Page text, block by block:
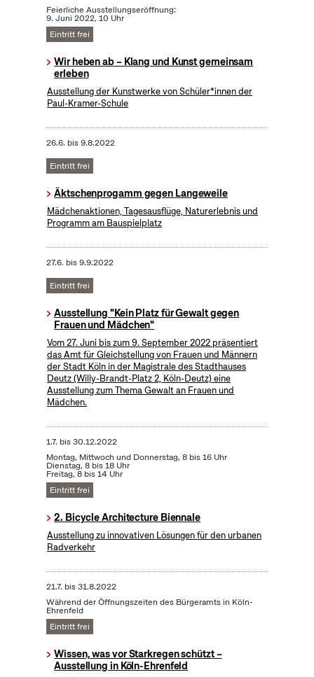
Feierliche Ausstellungseröffnung:
9. Juni 2022, 10 Uhr
Eintritt frei
Wir heben ab – Klang und Kunst gemeinsam
erleben
Ausstellung der Kunstwerke von Schüler*innen der
Paul-Kramer-Schule
26.6. bis9.8.2022
Eintritt frei
Äktschenprogamm gegen Langeweile
Mädchenaktionen, Tagesausflüge, Naturerlebnis und
Programm am Bauspielplatz
27.6. bis9.9.2022
Eintritt frei
Ausstellung "Kein Platz für Gewalt gegen
Frauen und Mädchen"
Vom 27. Juni bis zum 9. September 2022 präsentiert
das Amt für Gleichstellung von Frauen und Männern
der Stadt Köln in der Magistrale des Stadthauses
Deutz (Willy-Brandt-Platz 2, Köln-Deutz) eine
Ausstellung zum Thema Gewalt an Frauen und
Mädchen.
1.7. bis30.12.2022
Montag, Mittwoch und Donnerstag, 8 bis 16 Uhr
Dienstag, 8 bis 18 Uhr
Freitag, 8 bis 14 Uhr
Eintritt frei
2. Bicycle Architecture Biennale
Ausstellung zu innovativen Lösungen für den urbanen
Radverkehr
21.7. bis31.8.2022
Während der Öffnungszeiten des Bürgeramts in Köln-
Ehrenfeld
Eintritt frei
Wissen, was vor Starkregen schützt –
Ausstellung in Köln-Ehrenfeld